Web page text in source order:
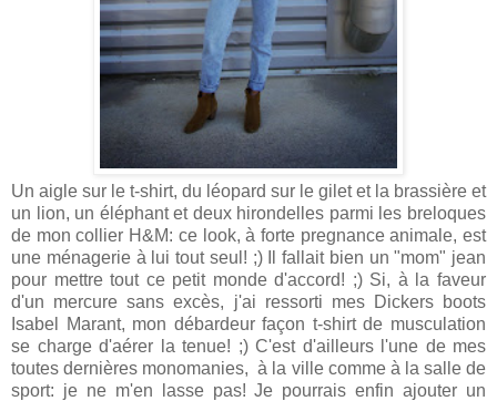
Un aigle sur le t-shirt, du léopard sur le gilet et la brassière et
un lion, un éléphant et deux hirondelles parmi les breloques
de mon collier H&M: ce look, à forte pregnance animale, est
une ménagerie à lui tout seul! ;) Il fallait bien un "mom" jean
pour mettre tout ce petit monde d'accord! ;) Si, à la faveur
d'un mercure sans excès, j'ai ressorti mes Dickers boots
Isabel Marant, mon débardeur façon t-shirt de musculation
se charge d'aérer la tenue! ;) C'est d'ailleurs l'une de mes
toutes dernières monomanies, à la ville comme à la salle de
sport: je ne m'en lasse pas! Je pourrais enfin ajouter un